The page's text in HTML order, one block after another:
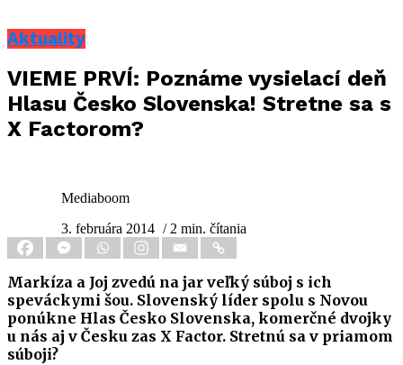
Aktuality
VIEME PRVÍ: Poznáme vysielací deň
Hlasu Česko Slovenska! Stretne sa s
X Factorom?
Mediaboom
3. februára 2014 / 2 min. čítania
Markíza a Joj zvedú na jar veľký súboj s ich
speváckymi šou. Slovenský líder spolu s Novou
ponúkne Hlas Česko Slovenska, komerčné dvojky
u nás aj v Česku zas X Factor. Stretnú sa v priamom
súboji?